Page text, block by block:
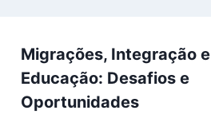
Migrações, Integração e
Educação: Desafios e
Oportunidades